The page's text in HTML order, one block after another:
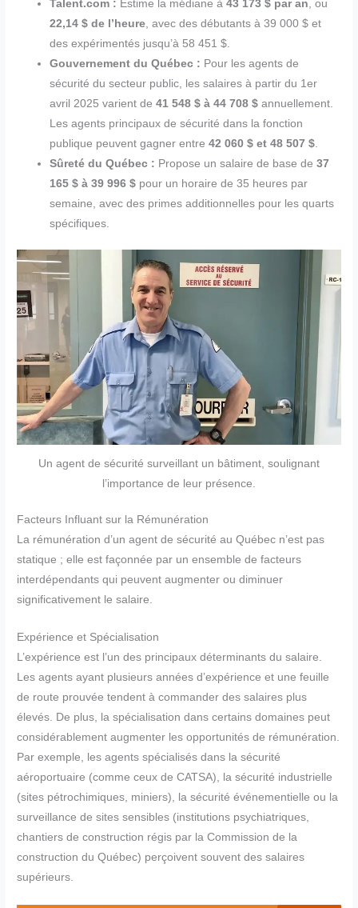
Talent.com : Estime la médiane à43 173 $ par an , ou
22,14 $ de l’heure , avec des débutants à 39 000 $ et
des expérimentés jusqu’à 58 451 $.
Gouvernement du Québec : Pour les agents de
sécurité du secteur public, les salaires à partir du 1er
avril 2025 varient de41 548 $ à 44 708 $ annuellement.
Les agents principaux de sécurité dans la fonction
publique peuvent gagner entre42 060 $ et 48 507 $
Sûreté du Québec : Propose un salaire de base de37
165 $ à 39 996 $ pour un horaire de 35 heures par
semaine, avec des primes additionnelles pour les quarts
spécifiques.
Un agent de sécurité surveillant un bâtiment, soulignant
l’importance de leur présence.
Facteurs Influant sur la Rémunération
La rémunération d’un agent de sécurité au Québec n’est pas
statique ; elle est façonnée par un ensemble de facteurs
interdépendants qui peuvent augmenter ou diminuer
significativement le salaire.
Expérience et Spécialisation
L’expérience est l’un des principaux déterminants du salaire.
Les agents ayant plusieurs années d’expérience et une feuille
de route prouvée tendent à commander des salaires plus
élevés. De plus, la spécialisation dans certains domaines peut
considérablement augmenter les opportunités de rémunération.
Par exemple, les agents spécialisés dans la sécurité
aéroportuaire (comme ceux de CATSA), la sécurité industrielle
(sites pétrochimiques, miniers), la sécurité événementielle ou la
surveillance de sites sensibles (institutions psychiatriques,
chantiers de construction régis par la Commission de la
construction du Québec) perçoivent souvent des salaires
supérieurs.